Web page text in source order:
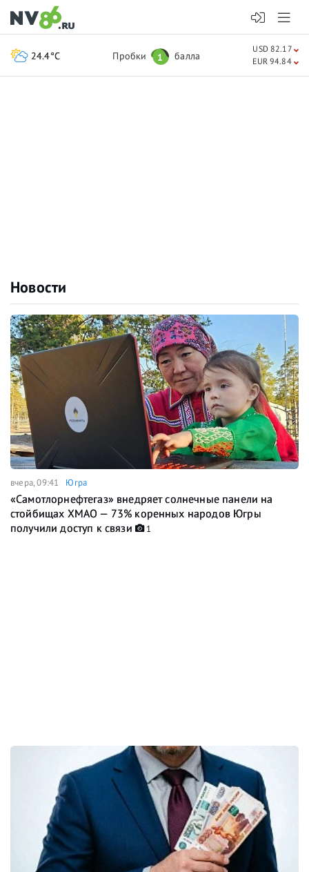
Новости
вчера, 09:41 Югра
«Самотлорнефтегаз» внедряет солнечные панели на
стойбищах ХМАО — 73% коренных народов Югры
получили доступ к связи
1
24.4°C Пробки 1 балла
USD 82.17
EUR 94.84